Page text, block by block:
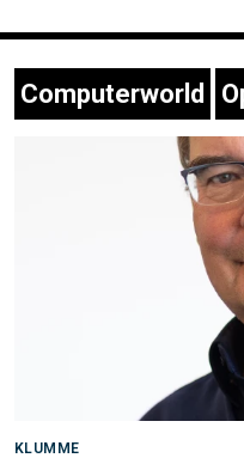
Computerworld
KLUMME